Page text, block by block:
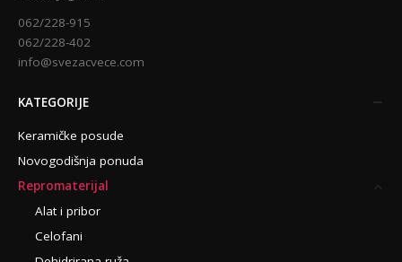
062/228-915
062/228-402
info@svezacvece.com
KATEGORIJE
Keramičke posude
Novogodišnja ponuda
Repromaterijal
Alat i pribor
Celofani